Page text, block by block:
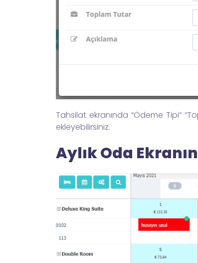
Tahsilat ekranında “Ödeme Tipi”
ekleyebilirsiniz.
Aylık Oda